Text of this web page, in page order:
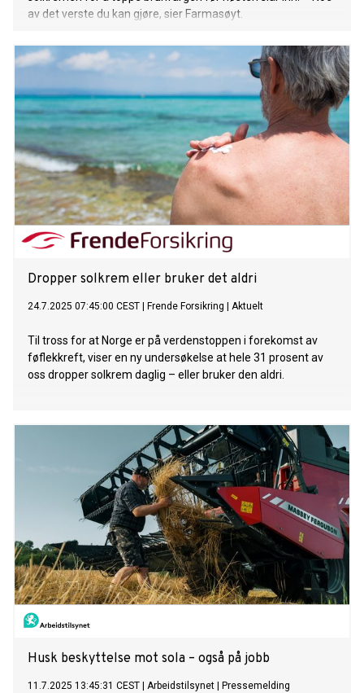
av det verste du kan gjøre, sier Farmasøyt.
Dropper solkrem eller bruker det aldri
24.7.2025 07:45:00 CEST Frende Forsikring Aktuelt
Til tross for at Norge er på verdenstoppen i forekomst av
føflekkreft, viser en ny undersøkelse at hele 31 prosent av
oss dropper solkrem daglig – eller bruker den aldri.
Husk beskyttelse mot sola – også på jobb
11.7.2025 13:45:31 CEST Arbeidstilsynet Pressemelding